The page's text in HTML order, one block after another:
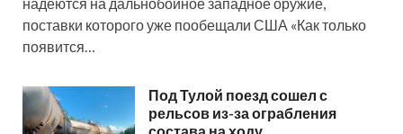
надеются на дальнобойное западное оружие,
поставки которого уже пообещали США «Как только
появится…
Под Тулой поезд сошел с
рельсов из-за ограбления